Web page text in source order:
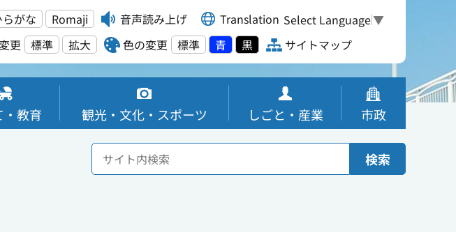
らがな Romaji 音声読み上げ Translation Select Language▼
更
標準 拡大 色の変更 標準 青 黒 サイトマップ
教育 観光・文化・スポーツ しごと・産業 市政
検索